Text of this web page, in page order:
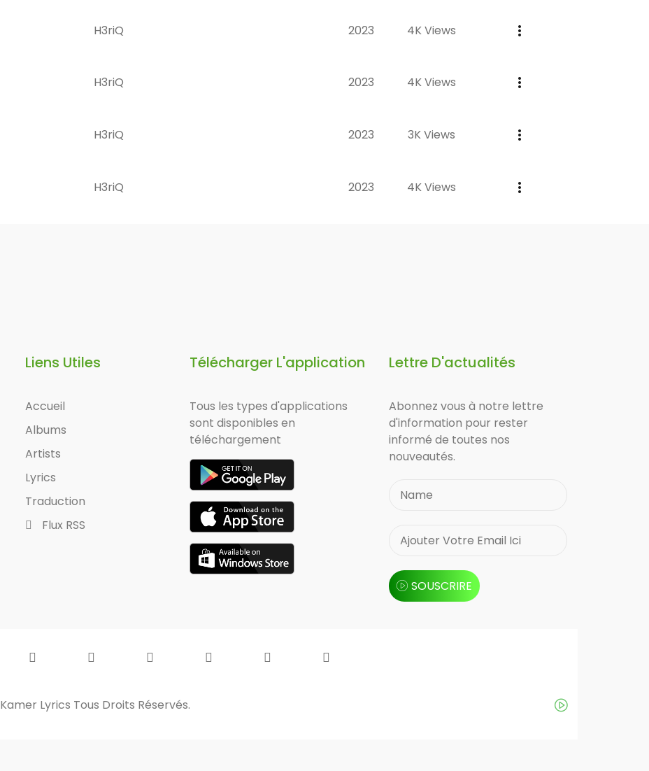
H3riQ 2023 4K Views
H3riQ 2023 4K Views
H3riQ 2023 3K Views
H3riQ 2023 4K Views
Liens Utiles
Accueil
Albums
Artists
Lyrics
Traduction
Flux RSS
Télécharger L'application
Tous les types d'applications
sont disponibles en
téléchargement
Lettre D'actualités
Abonnez vous à notre lettre
d'information pour rester
informé de toutes nos
nouveautés.
SOUSCRIRE
Kamer Lyrics Tous Droits Réservés.